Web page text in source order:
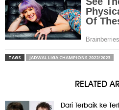
TAGS JADWAL LIGA CHAMPIONS 2022/2023
RELATED
Dari Terbaik ke